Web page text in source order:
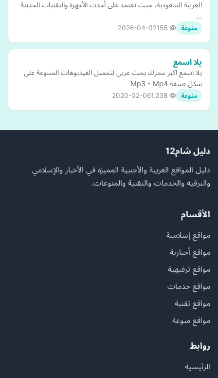
العربية السعودية، حيث تعتمد على أحدث الأجهزة والتقنيات الحديثة
…
منوعة 2026-04-02
يلا اسمع
يلا اسمع اكبر محرك بحث عربي لتحميل الفيديوهات المتنوعة على
شكل صيغة Mp3 - Mp4
منوعة 2020-02-06
دليل شام12
دليل المواقع العربية والأجنبية المميزة في الأخبار والإسلامي
والترفيه والخدمات والتقنية والمنوعات.
الأقسام
مواقع إسلامية
مواقع أخبارية
مواقع ترفيهية
مواقع خدمات
مواقع تقنية
مواقع منوعة
روابط
الرئيسية